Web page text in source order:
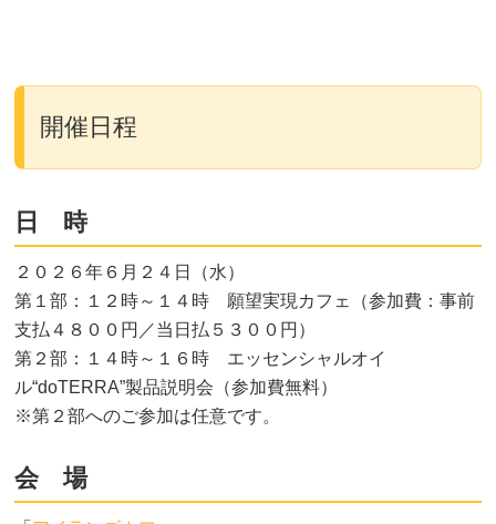
開催日程
日 時
２０２６年６月２４日（水）
第１部：１２時～１４時 願望実現カフェ（参加費：事前
支払４８００円／当日払５３００円）
第２部：１４時～１６時 エッセンシャルオイ
ル“doTERRA”製品説明会（参加費無料）
※第２部へのご参加は任意です。
会 場